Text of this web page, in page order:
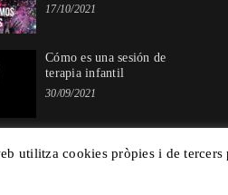
17/10/2021
Cómo es una sesión de
terapia infantil
30/09/2021
utilitza cookies pròpies i de